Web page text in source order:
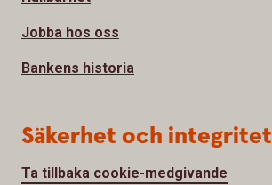
Jobba hos oss
Bankens historia
Säkerhet och integritet
Ta tillbaka cookie-medgivande